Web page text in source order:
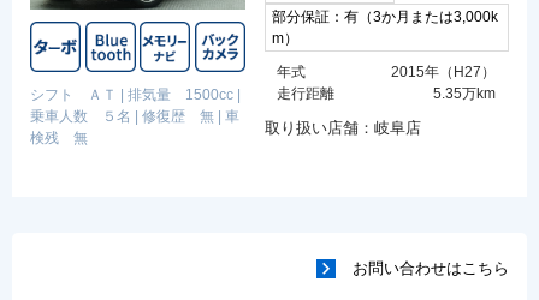
シフト ＡＴ 排気量 1500cc
乗車人数 ５名
修復歴 無
車
検残 無
部分保証：有（3か月または3,000k
m）
年式
2015年（H27）
走行距離
5.35万km
取り扱い店舗：岐阜店
お問い合わせはこちら